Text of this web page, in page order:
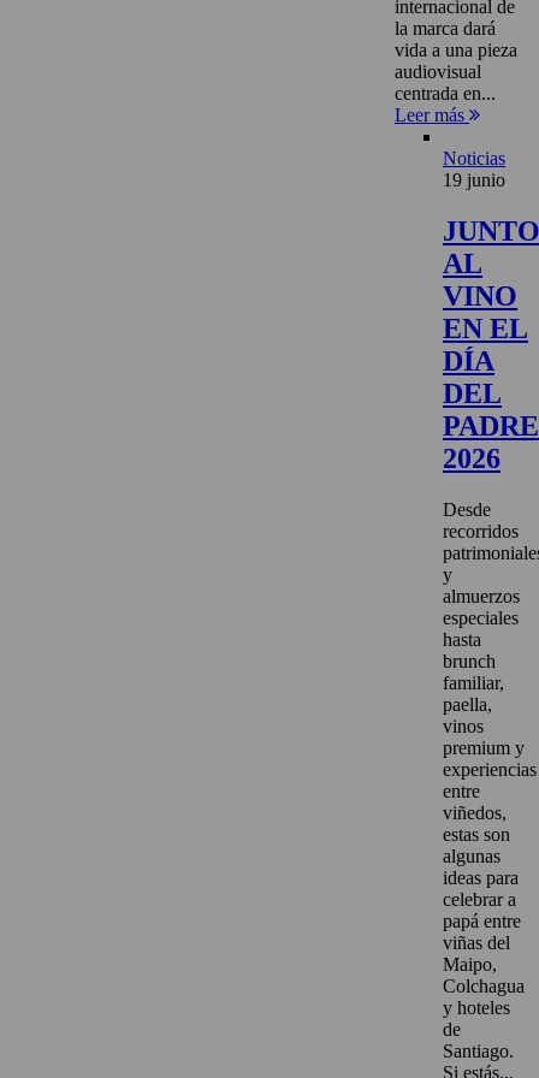
internacional de
la marca dará
vida a una pieza
audiovisual
centrada en...
Leer más
Noticias
19 junio
JUNTO
AL
VINO
EN EL
DÍA
DEL
PADRE
2026
Desde
recorridos
y
almuerzos
especiales
hasta
brunch
familiar,
paella,
vinos
premium y
experiencias
entre
viñedos,
estas son
algunas
ideas para
celebrar a
papá entre
viñas del
Maipo,
Colchagua
y hoteles
de
Santiago.
Si estás...